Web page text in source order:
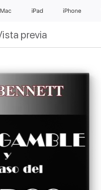
Mac iPad iPhone
previa